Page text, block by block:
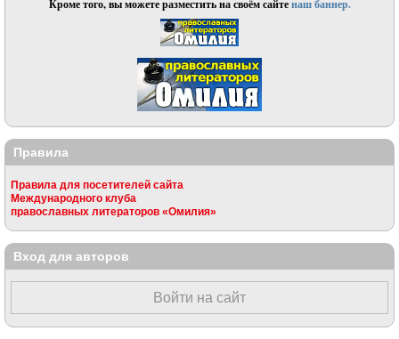
Кроме того, вы можете разместить на своём сайтенаш баннер.
Правила
Правила для посетителей сайта
Международного клуба
православных литераторов «Омилия»
Вход для авторов
Войти на сайт